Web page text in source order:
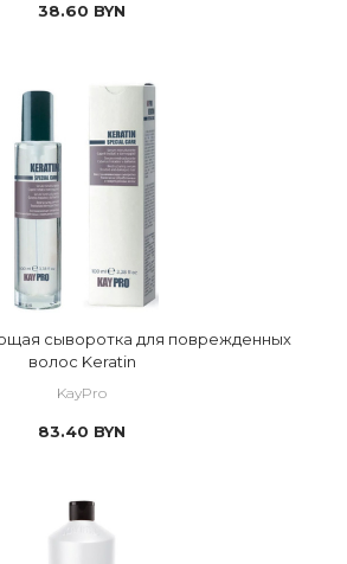
38.60 BYN
сыворотка для поврежденных
волос Keratin
KayPro
83.40 BYN